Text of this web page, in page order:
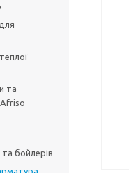
та
Afriso
та бойлерів